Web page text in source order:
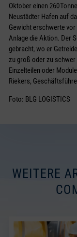
Oktober einen 260
Neustädter Hafen auf
Gewicht erschwerte
Anlage die Aktion. Der
gebracht, wo er
zu groß oder zu
Einzelteilen oder
Riekers,
Foto: BLG LOGISTICS
WEITERE